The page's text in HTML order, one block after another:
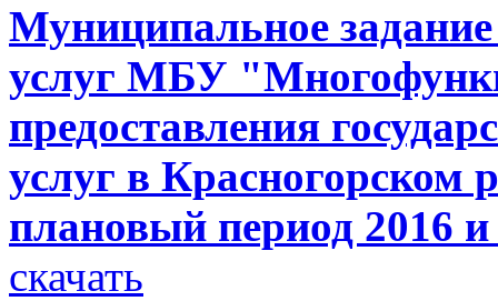
Муниципальное
услуг МБУ
предоставления
услуг в Красногорском
плановый период 2016 и
скачать